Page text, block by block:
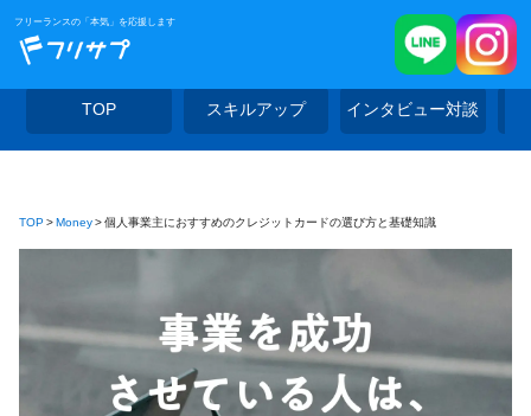
フリーランスの「本気」を応援します
TOP スキルアップ インタビュー対談
TOP Money 個人事業主におすすめのクレジットカードの選び方と基礎知識